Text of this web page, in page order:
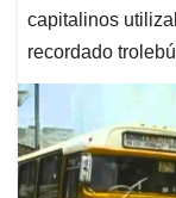
capitalinos
recordado